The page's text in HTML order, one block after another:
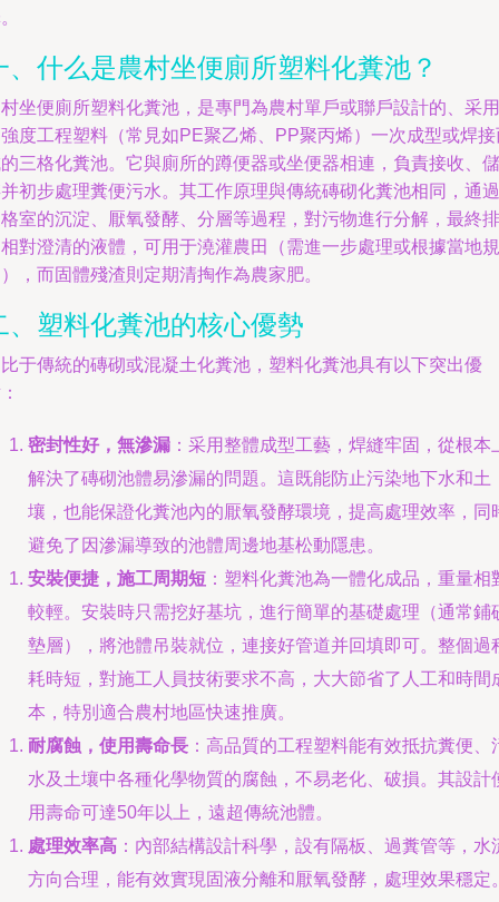
、什么是農村坐便廁所塑料化糞池？
坐便廁所塑料化糞池，是專門為農村單戶或聯戶設計的、采用
度工程塑料（常見如PE聚乙烯、PP聚丙烯）一次成型或焊接
三格化糞池。它與廁所的蹲便器或坐便器相連，負責接收、儲
初步處理糞便污水。其工作原理與傳統磚砌化糞池相同，通過
室的沉淀、厭氧發酵、分層等過程，對污物進行分解，最終排
對澄清的液體，可用于澆灌農田（需進一步處理或根據當地規
，而固體殘渣則定期清掏作為農家肥。
、塑料化糞池的核心優勢
于傳統的磚砌或混凝土化糞池，塑料化糞池具有以下突出優
密封性好，無滲漏 ：采用整體成型工藝，焊縫牢固，從根本
解決了磚砌池體易滲漏的問題。這既能防止污染地下水和土
壤，也能保證化糞池內的厭氧發酵環境，提高處理效率，同
避免了因滲漏導致的池體周邊地基松動隱患。
安裝便捷，施工周期短 ：塑料化糞池為一體化成品，重量相
較輕。安裝時只需挖好基坑，進行簡單的基礎處理（通常鋪
墊層），將池體吊裝就位，連接好管道并回填即可。整個過
耗時短，對施工人員技術要求不高，大大節省了人工和時間
本，特別適合農村地區快速推廣。
耐腐蝕，使用壽命長 ：高品質的工程塑料能有效抵抗糞便、
水及土壤中各種化學物質的腐蝕，不易老化、破損。其設計
用壽命可達50年以上，遠超傳統池體。
處理效率高 ：內部結構設計科學，設有隔板、過糞管等，水
方向合理，能有效實現固液分離和厭氧發酵，處理效果穩定